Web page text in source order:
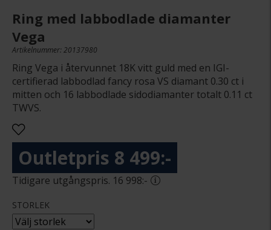
Ring med labbodlade diamanter
Vega
Artikelnummer: 20137980
Ring Vega i återvunnet 18K vitt guld med en IGI-
certifierad labbodlad fancy rosa VS diamant 0.30 ct i
mitten och 16 labbodlade sidodiamanter totalt 0.11 ct
TWVS.
8 499:-
16 998:-
STORLEK